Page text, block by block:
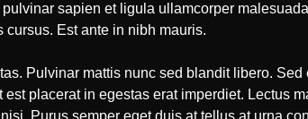
sapien et ligula ullamcorper
Est ante in nibh mauris.
Pulvinar mattis nunc sed blandit libero. Sed
placerat in egestas erat imperdiet. Lectus
Purus semper eget duis at tellus at urna